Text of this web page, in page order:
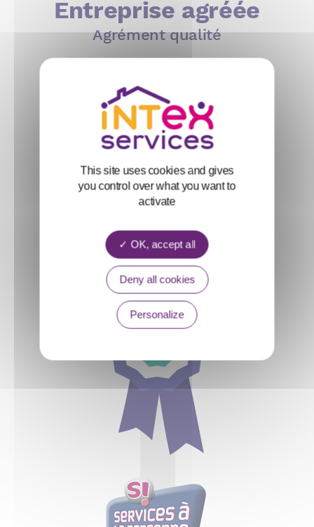
Entreprise agréée
Agrément qualité
This site uses cookies and gives
you control over what you want to
activate
OK, accept all
Deny all cookies
Personalize